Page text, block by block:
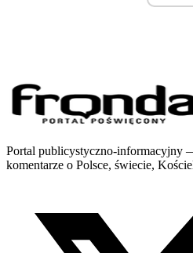
Portal publicystyczno-informacyjny
komentarze o Polsce, świecie,